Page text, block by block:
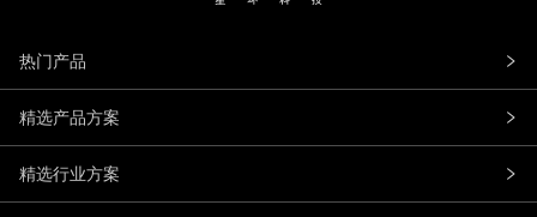
热门产品
精选产品方案
精选行业方案